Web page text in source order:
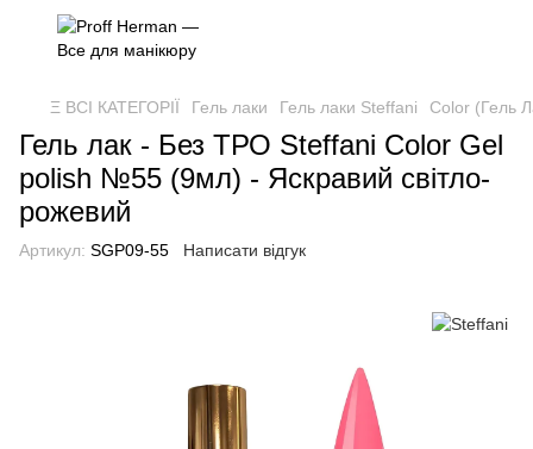
Ξ ВСІ КАТЕГОРІЇ Гель лаки Гель лаки Steffani Color (Гель
Гель лак - Без ТРО Steffani Color Gel
polish №55 (9мл) - Яскравий світло-
рожевий
Артикул: SGP09-55 Написати відгук